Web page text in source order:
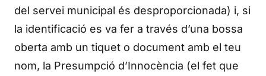
del servei municipal és desproporcionada) i, si
la identificació es va fer a través d’una bossa
oberta amb un tiquet o document amb el teu
nom, la Presumpció d’Innocència (el fet que